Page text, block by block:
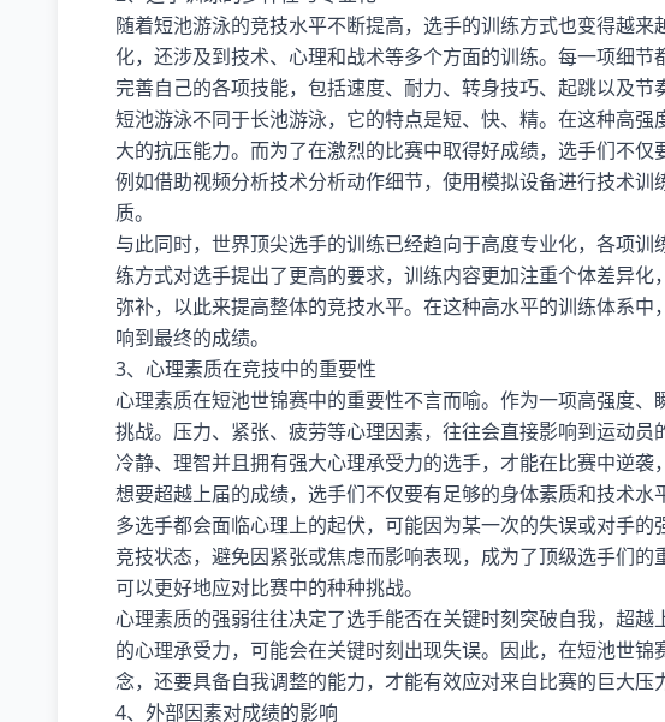
随着短池游泳的竞技水平不断提高，选手的训练方式也变得越
化，还涉及到技术、心理和战术等多个方面的训练。每一项细
完善自己的各项技能，包括速度、耐力、转身技巧、起跳以及节
短池游泳不同于长池游泳，它的特点是短、快、精。在这种高
大的抗压能力。而为了在激烈的比赛中取得好成绩，选手们不仅
例如借助视频分析技术分析动作细节，使用模拟设备进行技术
质。
与此同时，世界顶尖选手的训练已经趋向于高度专业化，各项
练方式对选手提出了更高的要求，训练内容更加注重个体差异
弥补，以此来提高整体的竞技水平。在这种高水平的训练体系
响到最终的成绩。
3、心理素质在竞技中的重要性
心理素质在短池世锦赛中的重要性不言而喻。作为一项高强度
挑战。压力、紧张、疲劳等心理因素，往往会直接影响到运动
冷静、理智并且拥有强大心理承受力的选手，才能在比赛中逆袭
想要超越上届的成绩，选手们不仅要有足够的身体素质和技术
多选手都会面临心理上的起伏，可能因为某一次的失误或对手
竞技状态，避免因紧张或焦虑而影响表现，成为了顶级选手们
可以更好地应对比赛中的种种挑战。
心理素质的强弱往往决定了选手能否在关键时刻突破自我，超
的心理承受力，可能会在关键时刻出现失误。因此，在短池世
念，还要具备自我调整的能力，才能有效应对来自比赛的巨大压
4、外部因素对成绩的影响